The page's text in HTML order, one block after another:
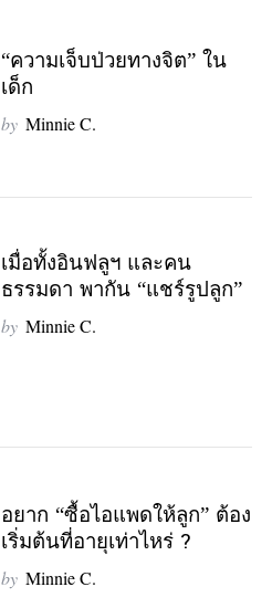
“ความเจ็บป่วยทางจิต” ใน
เด็ก
by Minnie C.
เมื่อทั้งอินฟลูฯ และคน
ธรรมดา พากัน “แชร์รูปลูก”
by Minnie C.
อยาก “ซื้อไอแพดให้ลูก” ต้อง
เริ่มต้นที่อายุเท่าไหร่ ?
by Minnie C.